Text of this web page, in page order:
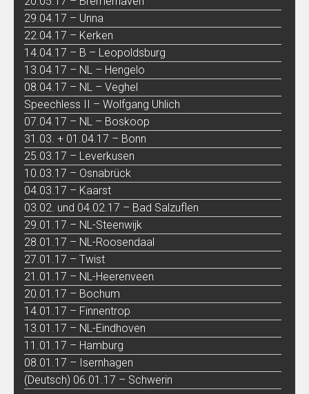
29.04.17 – Unna
22.04.17 – Kerken
14.04.17 – B – Leopoldsburg
13.04.17 – NL – Hengelo
08.04.17 – NL – Veghel
Speechless II – Wolfgang Uhlich
07.04.17 – NL – Boskoop
31.03. + 01.04.17 – Bonn
25.03.17 – Leverkusen
10.03.17 – Osnabrück
04.03.17 – Kaarst
03.02. und 04.02.17 – Bad Salzuflen
29.01.17 – NL-Steenwijk
28.01.17 – NL-Roosendaal
27.01.17 – Twist
21.01.17 – NL-Heerenveen
20.01.17 – Bochum
14.01.17 – Finnentrop
13.01.17 – NL-Eindhoven
11.01.17 – Hamburg
08.01.17 – Isernhagen
(Deutsch) 06.01.17 – Schwerin